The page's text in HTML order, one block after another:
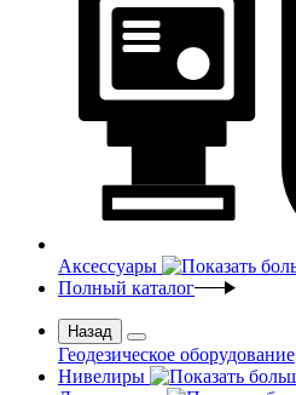
Аксессуары
Полный каталог
Назад
Геодезическое оборудование
Нивелиры